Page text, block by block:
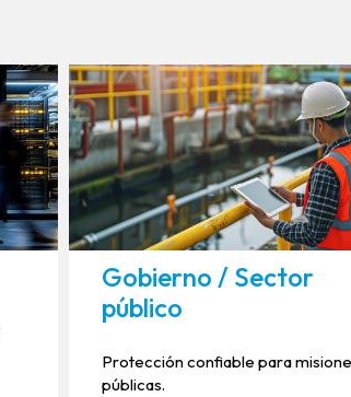
Gobierno / Sector
público
Protección confiable para
públicas.